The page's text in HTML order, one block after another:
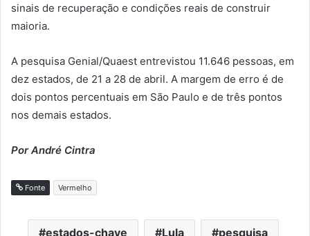
sinais de recuperação e condições reais de construir
maioria.
A pesquisa Genial/Quaest entrevistou 11.646 pessoas, em
dez estados, de 21 a 28 de abril. A margem de erro é de
dois pontos percentuais em São Paulo e de três pontos
nos demais estados.
Por André Cintra
Fonte Vermelho
estados-chave Lula pesquisa